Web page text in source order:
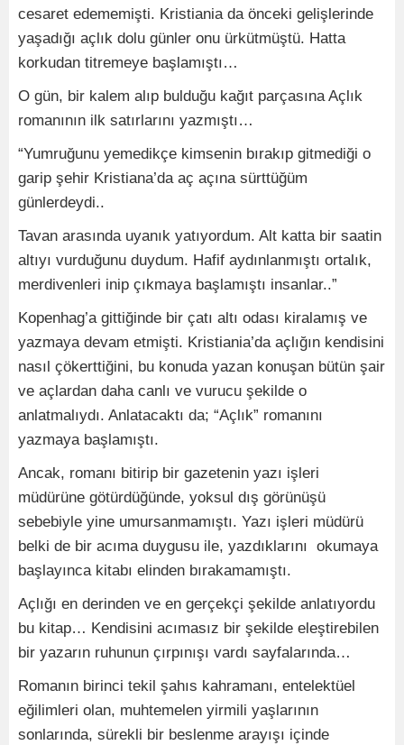
cesaret edememişti. Kristiania da önceki gelişlerinde
yaşadığı açlık dolu günler onu ürkütmüştü. Hatta
korkudan titremeye başlamıştı…
O gün, bir kalem alıp bulduğu kağıt parçasına Açlık
romanının ilk satırlarını yazmıştı…
“Yumruğunu yemedikçe kimsenin bırakıp gitmediği o
garip şehir Kristiana’da aç açına sürttüğüm
günlerdeydi..
Tavan arasında uyanık yatıyordum. Alt katta bir saatin
altıyı vurduğunu duydum. Hafif aydınlanmıştı ortalık,
merdivenleri inip çıkmaya başlamıştı insanlar..”
Kopenhag’a gittiğinde bir çatı altı odası kiralamış ve
yazmaya devam etmişti. Kristiania’da açlığın kendisini
nasıl çökerttiğini, bu konuda yazan konuşan bütün şair
ve açlardan daha canlı ve vurucu şekilde o
anlatmalıydı. Anlatacaktı da; “Açlık” romanını
yazmaya başlamıştı.
Ancak, romanı bitirip bir gazetenin yazı işleri
müdürüne götürdüğünde, yoksul dış görünüşü
sebebiyle yine umursanmamıştı. Yazı işleri müdürü
belki de bir acıma duygusu ile, yazdıklarını okumaya
başlayınca kitabı elinden bırakamamıştı.
Açlığı en derinden ve en gerçekçi şekilde anlatıyordu
bu kitap… Kendisini acımasız bir şekilde eleştirebilen
bir yazarın ruhunun çırpınışı vardı sayfalarında…
Romanın birinci tekil şahıs kahramanı, entelektüel
eğilimleri olan, muhtemelen yirmili yaşlarının
sonlarında, sürekli bir beslenme arayışı içinde